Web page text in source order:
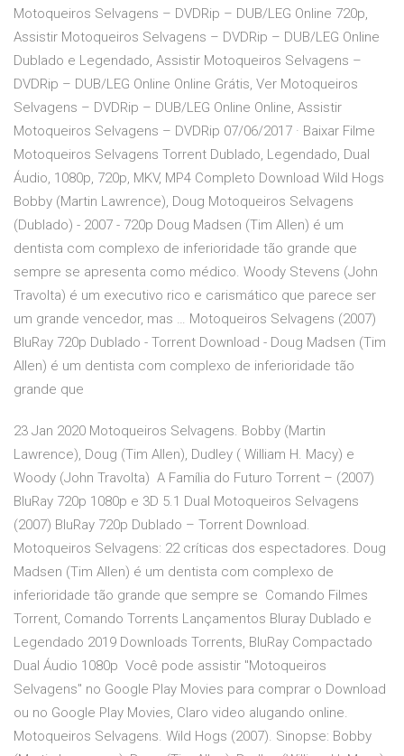
Motoqueiros Selvagens – DVDRip – DUB/LEG Online 720p,
Assistir Motoqueiros Selvagens – DVDRip – DUB/LEG Online
Dublado e Legendado, Assistir Motoqueiros Selvagens –
DVDRip – DUB/LEG Online Online Grátis, Ver Motoqueiros
Selvagens – DVDRip – DUB/LEG Online Online, Assistir
Motoqueiros Selvagens – DVDRip 07/06/2017 · Baixar Filme
Motoqueiros Selvagens Torrent Dublado, Legendado, Dual
Áudio, 1080p, 720p, MKV, MP4 Completo Download Wild Hogs
Bobby (Martin Lawrence), Doug Motoqueiros Selvagens
(Dublado) - 2007 - 720p Doug Madsen (Tim Allen) é um
dentista com complexo de inferioridade tão grande que
sempre se apresenta como médico. Woody Stevens (John
Travolta) é um executivo rico e carismático que parece ser
um grande vencedor, mas … Motoqueiros Selvagens (2007)
BluRay 720p Dublado - Torrent Download - Doug Madsen (Tim
Allen) é um dentista com complexo de inferioridade tão
grande que
23 Jan 2020 Motoqueiros Selvagens. Bobby (Martin
Lawrence), Doug (Tim Allen), Dudley ( William H. Macy) e
Woody (John Travolta) A Família do Futuro Torrent – (2007)
BluRay 720p 1080p e 3D 5.1 Dual Motoqueiros Selvagens
(2007) BluRay 720p Dublado – Torrent Download.
Motoqueiros Selvagens: 22 críticas dos espectadores. Doug
Madsen (Tim Allen) é um dentista com complexo de
inferioridade tão grande que sempre se Comando Filmes
Torrent, Comando Torrents Lançamentos Bluray Dublado e
Legendado 2019 Downloads Torrents, BluRay Compactado
Dual Áudio 1080p Você pode assistir "Motoqueiros
Selvagens" no Google Play Movies para comprar o Download
ou no Google Play Movies, Claro video alugando online.
Motoqueiros Selvagens. Wild Hogs (2007). Sinopse: Bobby